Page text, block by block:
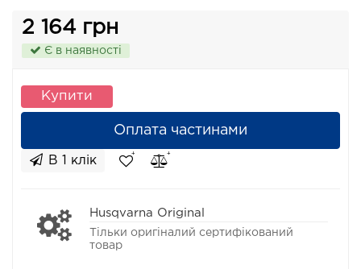
2 164 грн
Є в наявності
Купити
Оплата частинами
В 1 клік
Husqvarna Original
Тільки оригіналий сертифікований
товар